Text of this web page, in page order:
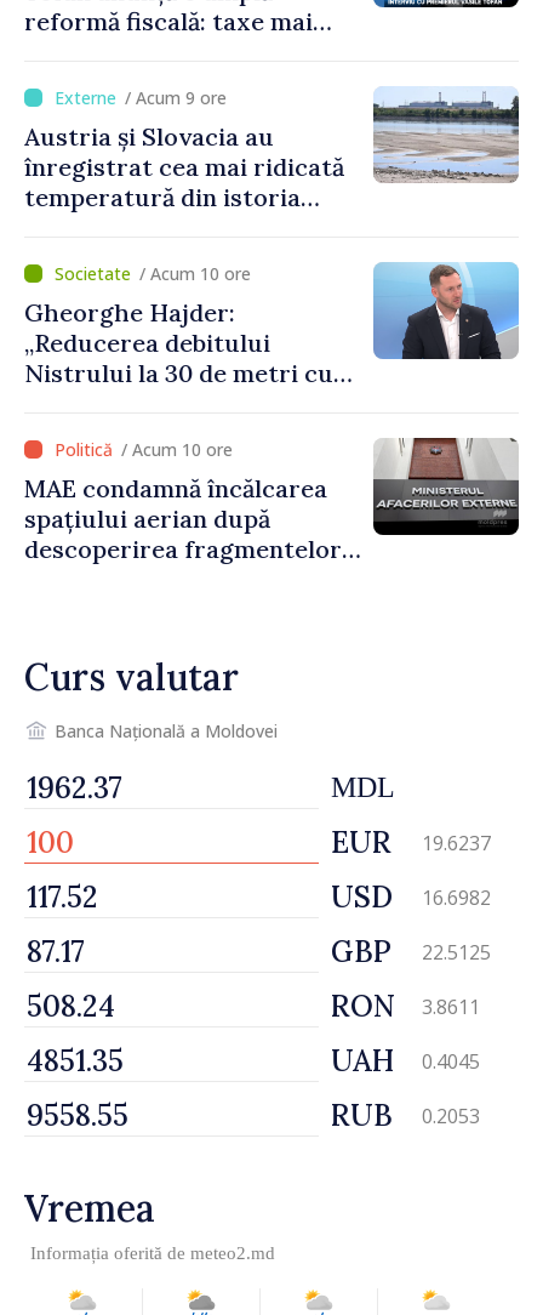
reformă fiscală: taxe mai
mari pentru bănci, tutun și
jocurile de noroc
/ Acum 9 ore
Austria și Slovacia au
înregistrat cea mai ridicată
temperatură din istoria
/ Acum 10 ore
Gheorghe Hajder:
„Reducerea debitului
Nistrului la 30 de metri cubi
„catastrofă naturală”
/ Acum 10 ore
MAE condamnă încălcarea
spațiului aerian după
descoperirea fragmentelor
Curs valutar
Banca Națională a Moldovei
MDL
EUR 19.6237
USD 16.6982
GBP 22.5125
RON 3.8611
UAH 0.4045
RUB 0.2053
Vremea
Informația oferită de meteo2.md